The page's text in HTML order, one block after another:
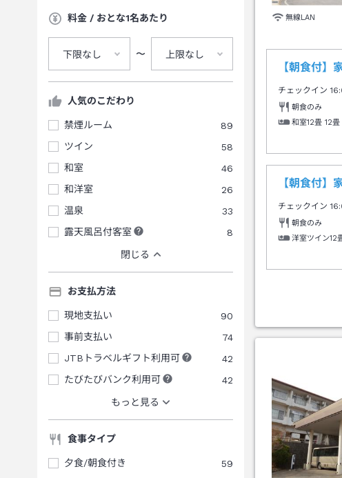
料金 / おとな1名あたり
下限なし 〜 上限なし
人気のこだわり
禁煙ルーム
89
ツイン
58
和室
46
和洋室
26
温泉
33
露天風呂付客室
8
閉じる
お支払方法
現地支払い
90
事前支払い
74
JTBトラベルギフト利用可
42
たびたびバンク利用可
42
もっと見る
食事タイプ
夕食/朝食付き
59
無線LAN
【朝食付
チェックイン
朝食のみ
和室12畳 12畳
【朝食付
チェックイン
朝食のみ
洋室ツイン12